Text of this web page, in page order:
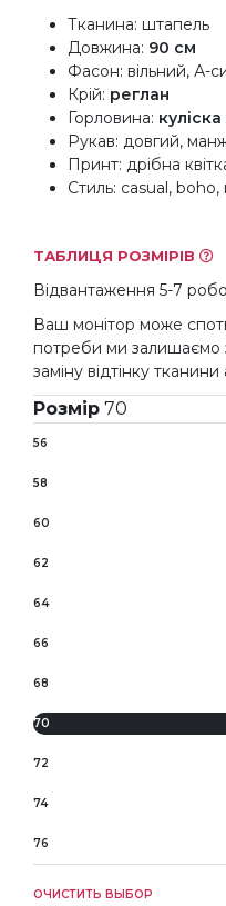
Тканина: штапель
Довжина: 90 см
Фасон: вільний, А-
Крій: реглан
Горловина:
Рукав: довгий,
Принт: дрібна
Стиль: casual,
ТАБЛИЦЯ РОЗМІРІВ
Відвантаження 5-7
Ваш монітор може
потреби ми залишаємо
заміну відтінку
Розмір 70
56
58
60
62
64
66
68
70
72
74
76
ОЧИСТИТЬ ВЫБОР